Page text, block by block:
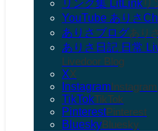
リンク集 LitLink リ
YouTube ありさCh
ありさブログあり
ありさ日記 日常
Livedoor Blog
XX
InstagramInstagram
TikTokTikTok
PinterestPinterest
BlueskyBluesky